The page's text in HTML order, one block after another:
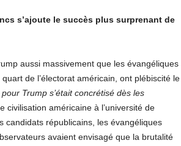
s’ajoute le succès plus surprenant de
aussi massivement que les évangéliques
de l’électorat américain, ont plébiscité le
Trump s’était concrétisé dès les
américaine à l’université de
candidats républicains, les évangéliques
avaient envisagé que la brutalité